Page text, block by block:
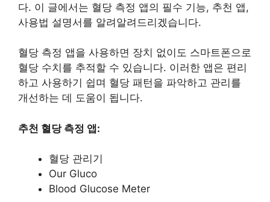
다. 이 글에서는 혈당 측정 앱의 필수 기능, 추천 앱,
사용법 설명서를 알려알려드리겠습니다.
혈당 측정 앱을 사용하면 장치 없이도 스마트폰으로
혈당 수치를 추적할 수 있습니다. 이러한 앱은 편리
하고 사용하기 쉽며 혈당 패턴을 파악하고 관리를
개선하는 데 도움이 됩니다.
추천 혈당 측정 앱:
혈당 관리기
Our Gluco
Blood Glucose Meter